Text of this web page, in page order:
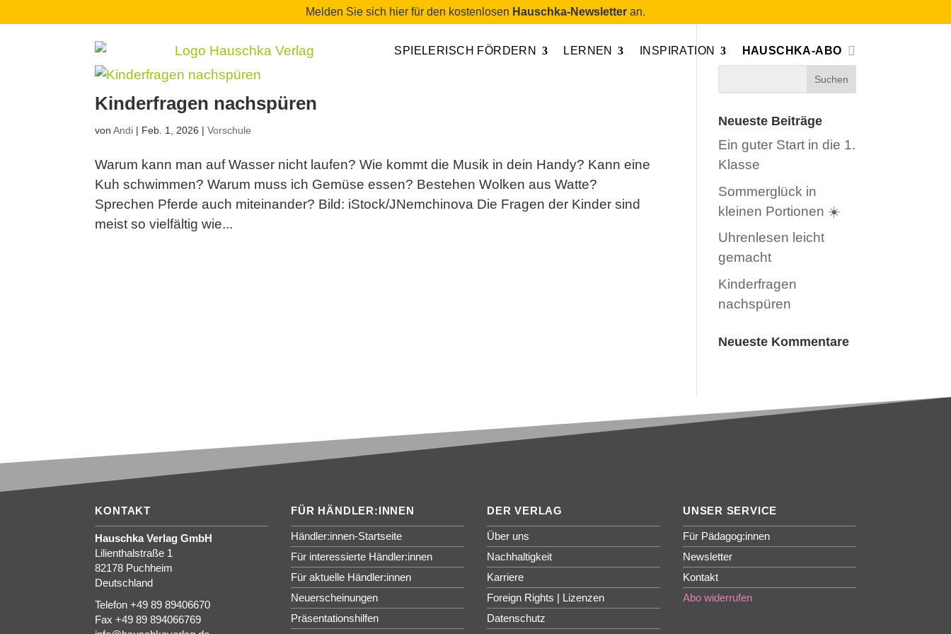
Melden Sie sich hier für den kostenlosen Hauschka-Newsletter an.
SPIELERISCH FÖRDERN LERNEN INSPIRATION HAUSCHKA-ABO
Kinderfragen nachspüren
vonAndi | Feb. 1, 2026 |Vorschule
Warum kann man auf Wasser nicht laufen? Wie kommt die Musik in dein Handy? Kann eine
Kuh schwimmen? Warum muss ich Gemüse essen? Bestehen Wolken aus Watte?
Sprechen Pferde auch miteinander? Bild: iStock/JNemchinova Die Fragen der Kinder sind
meist so vielfältig wie...
Neueste Beiträge
Ein guter Start in die 1.
Klasse
Sommerglück in
kleinen Portionen ☀️
Uhrenlesen leicht
gemacht
Kinderfragen
nachspüren
Neueste Kommentare
KONTAKT
Hauschka Verlag GmbH
Lilienthalstraße 1
82178 Puchheim
Deutschland
Telefon +49 89 89406670
Fax +49 89 894066769
FÜR HÄNDLER:INNEN
Händler:innen-Startseite
Für interessierte Händler:innen
Für aktuelle Händler:innen
Neuerscheinungen
Präsentationshilfen
DER VERLAG
Über uns
Nachhaltigkeit
Karriere
Foreign Rights | Lizenzen
Datenschutz
UNSER SERVICE
Für Pädagog:innen
Newsletter
Kontakt
Abo widerrufen